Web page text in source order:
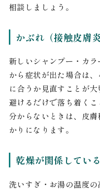
相談しましょう。
かぶれ（接触皮膚
新しいシャンプー・カ
から症状が出た場合は
に合うか見直すことが
避けるだけで落ち着く
分からないときは、皮
かりになります。
乾燥が関係してい
洗いすぎ・お湯の温度